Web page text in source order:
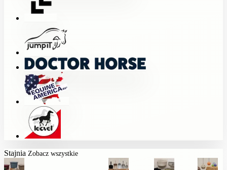
Stajnia Zobacz wszystkie